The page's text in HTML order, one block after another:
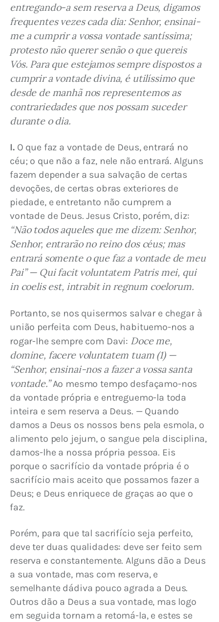
entregando-a sem reserva a Deus, digamos
frequentes vezes cada dia: Senhor, ensinai-
me a cumprir a vossa vontade santíssima;
protesto não querer senão o que quereis
Vós. Para que estejamos sempre dispostos a
cumprir a vontade divina, é utilíssimo que
desde de manhã nos representemos as
contrariedades que nos possam suceder
durante o dia.
I. O que faz a vontade de Deus, entrará no
céu; o que não a faz, nele não entrará. Alguns
fazem depender a sua salvação de certas
devoções, de certas obras exteriores de
piedade, e entretanto não cumprem a
vontade de Deus. Jesus Cristo, porém, diz:
“Não todos aqueles que me dizem: Senhor,
Senhor, entrarão no reino dos céus; mas
entrará somente o que faz a vontade de meu
Pai” — Qui facit voluntatem Patris mei, qui
in coelis est, intrabit in regnum coelorum.
Portanto, se nos quisermos salvar e chegar à
união perfeita com Deus, habituemo-nos a
rogar-lhe sempre com Davi: Doce me,
domine, facere voluntatem tuam (1) —
“Senhor, ensinai-nos a fazer a vossa santa
vontade.” Ao mesmo tempo desfaçamo-nos
da vontade própria e entreguemo-la toda
inteira e sem reserva a Deus. — Quando
damos a Deus os nossos bens pela esmola, o
alimento pelo jejum, o sangue pela disciplina,
damos-lhe a nossa própria pessoa. Eis
porque o sacrifício da vontade própria é o
sacrifício mais aceito que possamos fazer a
Deus; e Deus enriquece de graças ao que o
faz.
Porém, para que tal sacrifício seja perfeito,
deve ter duas qualidades: deve ser feito sem
reserva e constantemente. Alguns dão a Deus
a sua vontade, mas com reserva, e
semelhante dádiva pouco agrada a Deus.
Outros dão a Deus a sua vontade, mas logo
em seguida tornam a retomá-la, e estes se